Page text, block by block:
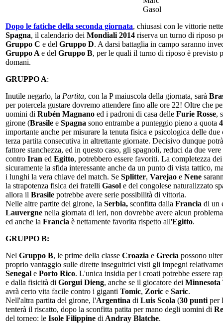
Gasol
Dopo le fatiche della seconda giornata, chiusasi con le vittorie
Spagna, il calendario dei Mondiali 2014 riserva un turno di riposo
Gruppo C e del Gruppo D. A darsi battaglia in campo saranno
Gruppo A e del Gruppo B, per le quali il turno di riposo è previsto
domani.
GRUPPO A:
Inutile negarlo, la Partita, con la P maiuscola della giornata, sarà
per potercela gustare dovremo attendere fino alle ore 22! Oltre che
uomini di Rubén Magnano ed i padroni di casa delle Furie Rosse,
girone (Brasile e Spagna sono entrambe a punteggio pieno a quota
importante anche per misurare la tenuta fisica e psicologica delle
terza partita consecutiva in altrettante giornate. Decisivo dunque
fattore stanchezza, ed in questo caso, gli spagnoli, reduci da due
contro Iran ed Egitto, potrebbero essere favoriti. La completezza
sicuramente la sfida interessante anche da un punto di vista tattico,
i lunghi la vera chiave del match. Se Splitter, Varejao e Nene
la strapotenza fisica dei fratelli Gasol e del congolese naturalizzato
allora il Brasile potrebbe avere serie possibilità di vittoria.
Nelle altre partite del girone, la Serbia, sconfitta dalla Francia di un
Lauvergne nella giornata di ieri, non dovrebbe avere alcun
ed anche la Francia è nettamente favorita rispetto all'Egitto.
GRUPPO B:
Nel Gruppo B, le prime della classe Croazia e Grecia possono
proprio vantaggio sulle dirette inseguitrici visti gli impegni
Senegal e Porto Rico. L'unica insidia per i croati potrebbe essere
e dalla fisicità di Gorgui Dieng, anche se il giocatore dei Minnesota
avrà certo vita facile contro i giganti Tomic, Zoric e Saric.
Nell'altra partita del girone, l'Argentina di Luis Scola (30 punti per
tenterà il riscatto, dopo la sconfitta patita per mano degli uomini di
del torneo: le Isole Filippine di Andray Blatche.